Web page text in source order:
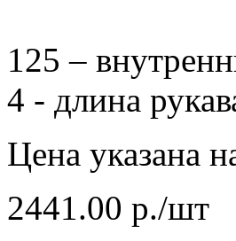
125 –
4 - длина
Цена указана
2441.00 р./шт